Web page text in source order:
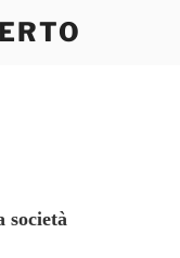
società